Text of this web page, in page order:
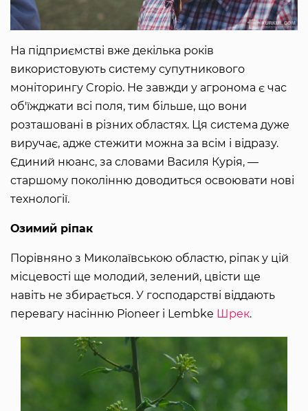
На підприємстві вже декілька років
використовують систему супутникового
моніторингу Cropio. Не завжди у агронома є час
об'їжджати всі поля, тим більше, що вони
розташовані в різних областях. Ця система дуже
виручає, адже стежити можна за всім і відразу.
Єдиний нюанс, за словами Василя Курія, —
старшому поколінню доводиться освоювати нові
технології.
Озимий ріпак
Порівняно з Миколаївською областю, ріпак у цій
місцевості ще молодий, зелений, цвісти ще
навіть не збирається. У господарстві віддають
перевагу насінню Pioneer і Lembke Шрек.